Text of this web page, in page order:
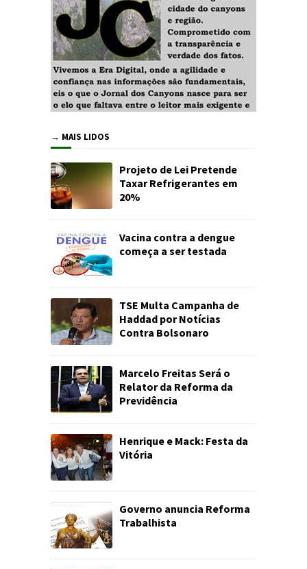
→ MAIS LIDOS
Projeto de Lei Pretende
Taxar Refrigerantes em
20%
Vacina contra a dengue
começa a ser testada
TSE Multa Campanha de
Haddad por Notícias
Contra Bolsonaro
Marcelo Freitas Será o
Relator da Reforma da
Previdência
Henrique e Mack: Festa da
Vitória
Governo anuncia Reforma
Trabalhista